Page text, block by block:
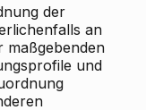
der
an
maßgebenden
und